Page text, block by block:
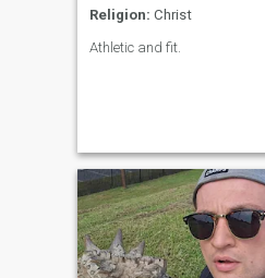
Religion: Christ
Athletic and fit.